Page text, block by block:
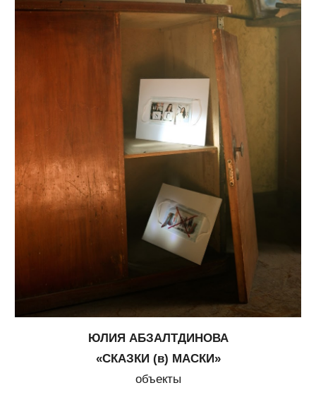
ЮЛИЯ АБЗАЛТДИНОВА
«СКАЗКИ (в) МАСКИ»
объекты